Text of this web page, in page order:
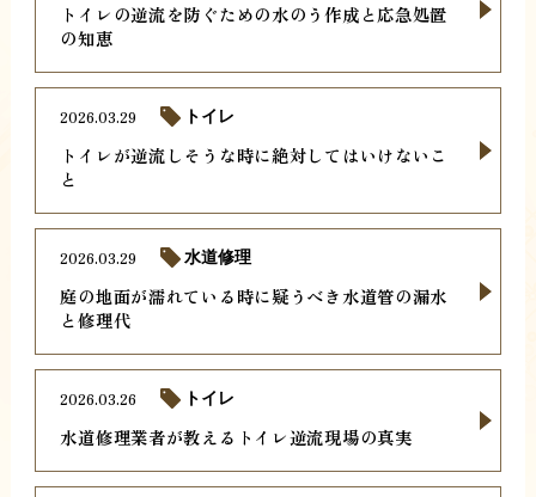
トイレの逆流を防ぐための水のう作成と応急処置
の知恵
トイレが逆流しそうな時に絶対してはいけないこ
と
2026.03.29 トイレ
庭の地面が濡れている時に疑うべき水道管の漏水
と修理代
2026.03.29 水道修理
水道修理業者が教えるトイレ逆流現場の真実
2026.03.26 トイレ